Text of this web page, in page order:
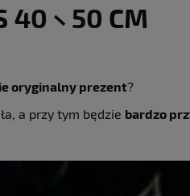
40 × 50 CM
oryginalny prezent?
a przy tym będzie bardzo